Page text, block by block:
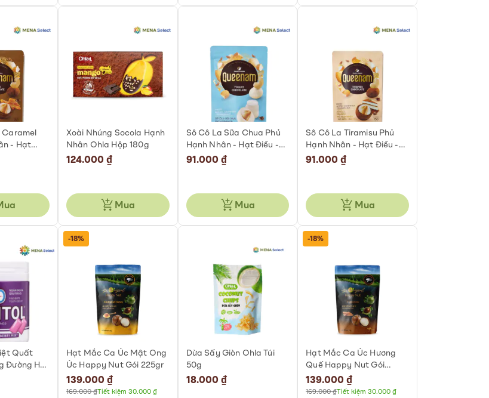
Caramel
- Hạt
Túi 75g
Xoài Nhúng Socola Hạnh
Nhân Ohla Hộp 180g
124.000 ₫
Mua
Sô Cô La Sữa Chua Phủ
Hạnh Nhân - Hạt Điều -
Mắc Ca Không Đường
Queenam Túi 75g
91.000 ₫
Mua
Sô Cô La Tiramisu Phủ
Hạnh Nhân - Hạt Điều -
Mắc Ca Không Đường
Queenam Túi 75g
91.000 ₫
Mua
Quất
Đường Hũ
-18%
Hạt Mắc Ca Úc Mật Ong
Úc Happy Nut Gói 225gr
Special
Price
139.000 ₫
169.000 ₫Tiết kiệm 30.000 ₫
Dừa Sấy Giòn Ohla Túi
50g
18.000 ₫
-18%
Hạt Mắc Ca Úc Hương
Quế Happy Nut Gói
225gr
Special
Price
139.000 ₫
169.000 ₫Tiết kiệm 30.000 ₫